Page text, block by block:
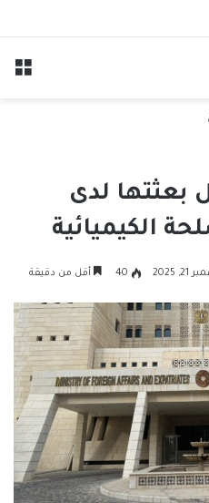
بعثتها لدى
الكيميائية
21, 2025
40 أقل من دقيقة